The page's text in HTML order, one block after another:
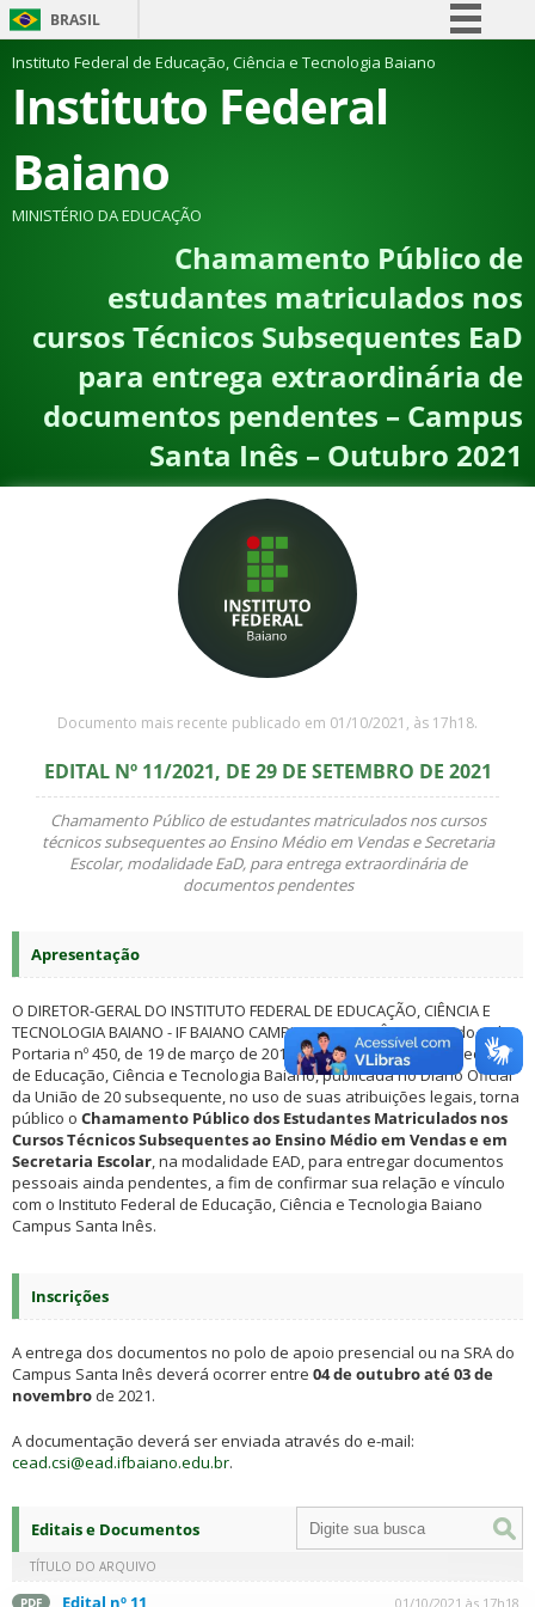
BRASIL
Simplifique!
Comunica BR
Canais
Instituto Federal de Educação, Ciência e Tecnologia Baiano
Instituto Federal
Baiano
MINISTÉRIO DA EDUCAÇÃO
Chamamento Público de
estudantes matriculados nos
cursos Técnicos Subsequentes EaD
para entrega extraordinária de
documentos pendentes – Campus
Santa Inês – Outubro 2021
Documento mais recente publicado em 01/10/2021, às 17h18.
EDITAL Nº 11/2021, DE 29 DE SETEMBRO DE 2021
Chamamento Público de estudantes matriculados nos cursos
técnicos subsequentes ao Ensino Médio em Vendas e Secretaria
Escolar, modalidade EaD, para entrega extraordinária de
documentos pendentes
Apresentação
O DIRETOR-GERAL DO INSTITUTO FEDERAL DE EDUCAÇÃO, CIÊNCIA E
TECNOLOGIA BAIANO - IF BAIANO CAMPUS SANTA INÊS, nomeado pela
Portaria nº 450, de 19 de março de 2018, do Reitor do Instituto Federal
de Educação, Ciência e Tecnologia Baiano, publicada no Diário Oficial
da União de 20 subsequente, no uso de suas atribuições legais, torna
público o Chamamento Público dos Estudantes Matriculados nos
Cursos Técnicos Subsequentes ao Ensino Médio em Vendas e em
Secretaria Escolar, na modalidade EAD, para entregar documentos
pessoais ainda pendentes, a fim de confirmar sua relação e vínculo
com o Instituto Federal de Educação, Ciência e Tecnologia Baiano
Campus Santa Inês.
Inscrições
A entrega dos documentos no polo de apoio presencial ou na SRA do
Campus Santa Inês deverá ocorrer entre 04 de outubro até 03 de
novembro de 2021.
A documentação deverá ser enviada através do e-mail:
cead.csi@ead.ifbaiano.edu.br.
Editais e Documentos
TÍTULO DO ARQUIVO
PDF Edital nº 11 01/10/2021 às 17h18